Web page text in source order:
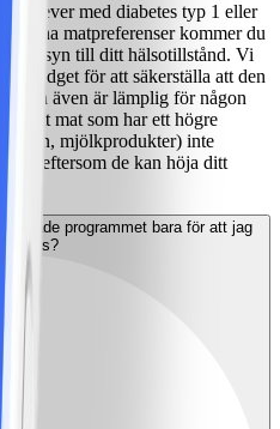
du lever med diabetes typ 1 eller
dina matpreferenser kommer du
hänsyn till ditt hälsotillstånd. Vi
budget för att säkerställa att den
och även är lämplig för någon
att mat som har ett högre
mjölkprodukter) inte
eftersom de kan höja ditt
programmet bara för att jag